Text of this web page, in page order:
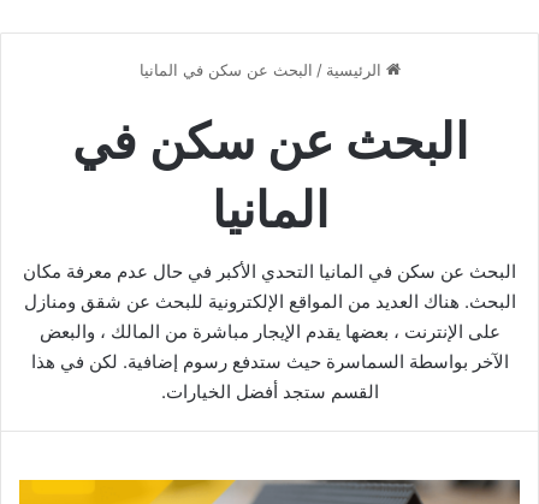
الرئيسية / البحث عن سكن في المانيا
البحث عن سكن في
المانيا
البحث عن سكن في المانيا التحدي الأكبر في حال عدم معرفة مكان
البحث. هناك العديد من المواقع الإلكترونية للبحث عن شقق ومنازل
على الإنترنت ، بعضها يقدم الإيجار مباشرة من المالك ، والبعض
الآخر بواسطة السماسرة حيث ستدفع رسوم إضافية. لكن في هذا
القسم ستجد أفضل الخيارات.